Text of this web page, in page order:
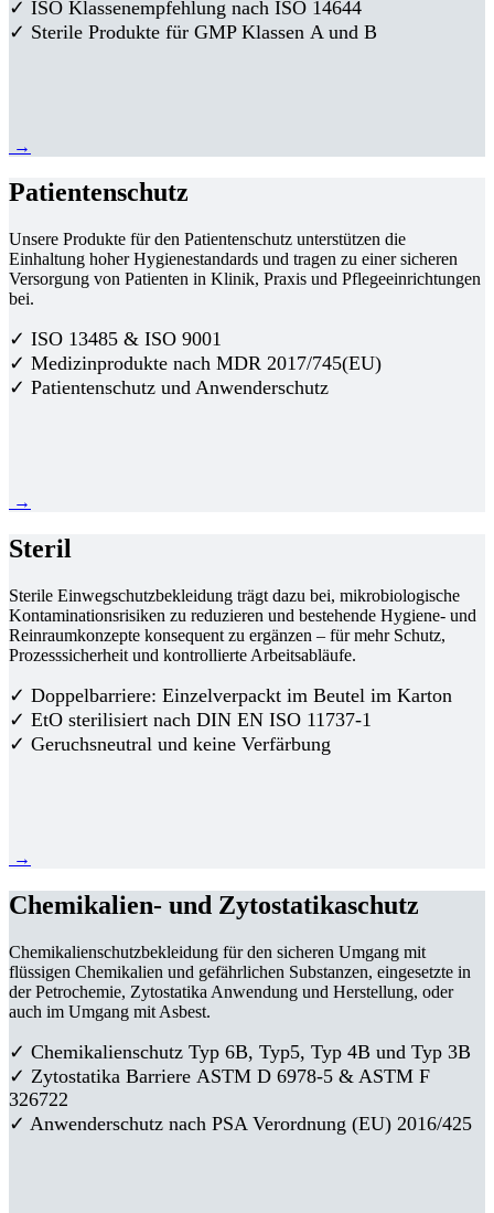
✓ ISO Klassenempfehlung nach ISO 14644
✓ Sterile Produkte für GMP Klassen A und B
→
Patientenschutz
Unsere Produkte für den Patientenschutz unterstützen die
Einhaltung hoher Hygienestandards und tragen zu einer sicheren
Versorgung von Patienten in Klinik, Praxis und Pflegeeinrichtungen
bei.
✓ ISO 13485 & ISO 9001
✓ Medizinprodukte nach MDR 2017/745(EU)
✓ Patientenschutz und Anwenderschutz
→
Steril
Sterile Einwegschutzbekleidung trägt dazu bei, mikrobiologische
Kontaminationsrisiken zu reduzieren und bestehende Hygiene- und
Reinraumkonzepte konsequent zu ergänzen – für mehr Schutz,
Prozesssicherheit und kontrollierte Arbeitsabläufe.
✓ Doppelbarriere: Einzelverpackt im Beutel im Karton
✓ EtO sterilisiert nach DIN EN ISO 11737-1
✓ Geruchsneutral und keine Verfärbung
→
Chemikalien- und Zytostatikaschutz
Chemikalienschutzbekleidung für den sicheren Umgang mit
flüssigen Chemikalien und gefährlichen Substanzen, eingesetzte in
der Petrochemie, Zytostatika Anwendung und Herstellung, oder
auch im Umgang mit Asbest.
✓ Chemikalienschutz Typ 6B, Typ5, Typ 4B und Typ 3B
✓ Zytostatika Barriere ASTM D 6978-5 & ASTM F
326722
✓ Anwenderschutz nach PSA Verordnung (EU) 2016/425